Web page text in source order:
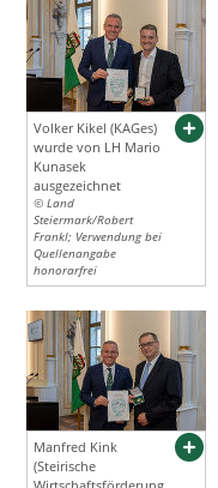
Volker Kikel (KAGes)
wurde von LH Mario
Kunasek
ausgezeichnet
© Land
Steiermark/Robert
Frankl; Verwendung bei
Quellenangabe
honorarfrei
Manfred Kink
(Steirische